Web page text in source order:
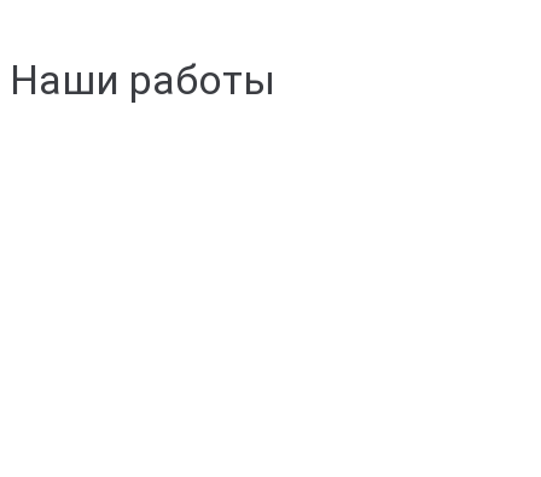
Наши работы